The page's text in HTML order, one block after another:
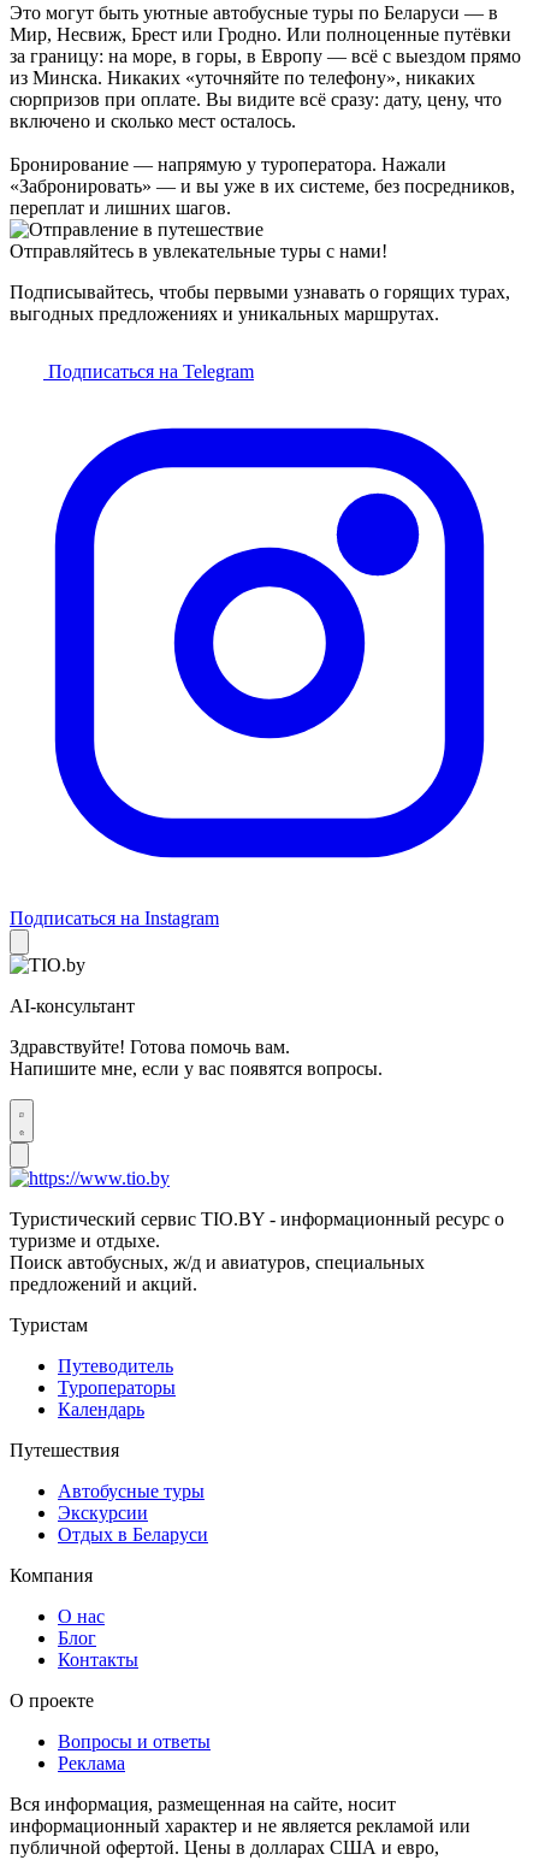
Это могут быть уютные автобусные туры по Беларуси — в
Мир, Несвиж, Брест или Гродно. Или полноценные путёвки
за границу: на море, в горы, в Европу — всё с выездом прямо
из Минска. Никаких «уточняйте по телефону», никаких
сюрпризов при оплате. Вы видите всё сразу: дату, цену, что
включено и сколько мест осталось.
Бронирование — напрямую у туроператора. Нажали
«Забронировать» — и вы уже в их системе, без посредников,
переплат и лишних шагов.
Отправляйтесь в увлекательные туры с нами!
Подписывайтесь, чтобы первыми узнавать о горящих турах,
выгодных предложениях и уникальных маршрутах.
Подписаться на Telegram
Подписаться на Instagram
AI-консультант
Здравствуйте! Готова помочь вам.
Напишите мне, если у вас появятся вопросы.
Туристический сервис TIO.BY - информационный ресурс о
туризме и отдыхе.
Поиск автобусных, ж/д и авиатуров, специальных
предложений и акций.
Туристам
Путеводитель
Туроператоры
Календарь
Путешествия
Автобусные туры
Экскурсии
Отдых в Беларуси
Компания
О нас
Блог
Контакты
О проекте
Вопросы и ответы
Реклама
Вся информация, размещенная на сайте, носит
информационный характер и не является рекламой или
публичной офертой. Цены в долларах США и евро,